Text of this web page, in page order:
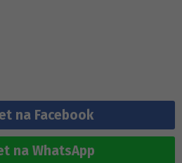
na Facebook
na WhatsApp